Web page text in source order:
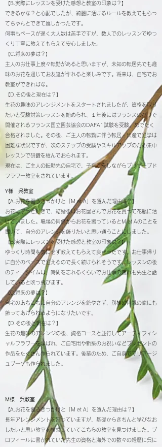
【B.実際にレッスンを受けた感想と教室の印象は？】
できるかな？と心配でしたが、綺麗に活けるルールを教えてもらっ
てちゃんとできて嬉しかったです。
何事もペースが遅く大人数は苦手ですが、数人でのレッスンでゆっ
くり丁寧に教えてもらえて安心しました。
【C.将来の夢は？】
主人のお仕事上度々転勤があると思いますが、未知の転居先でも趣
味のお花を通じてお友達が作れると楽しみです。将来は、自宅でお
教室ができればな。
【D.その後と現在は？】
生花の趣味のアレンジメントをスタートされましたが、資格を取り
たいと受験対策レッスンを始められ、１年後にはフランスのパリで
開催されるフランス国立園芸協会のDAFA1試験を受験、めでたく
合格されました。その後、ご主人の転勤に伴う転居・出産で通学は
困難な状況ですが、次のステップの受験やスキルアップのため集中
レッスンで研鑽を積んでおられます。
現在は、ご主人の転勤先の自宅で、子育てをしながらプリザーブド
フラワー教室をされています。
Y様 呉教室
【A.お花を習うきっかけと「M et A」を選んだ理由は？】
お花はずっと好きで、結婚後はお花屋さんでお花を買って花瓶に活
けていました。職場の同僚からお花を習っているとM et Aのことを
聞いて、自分のアレンジを飾りたいと思い通うことにしました。
【B.実際にレッスンを受けた感想と教室の印象は？】
ゆっくり時間を気にせず教えてもらえて良かったです。お仕事帰り
に自分のペースで通えるので長く続けられそうです。レッスンの後
のティータイムは、時間を忘れるくらいでお仕事の疲れも先生と話
していると吹っ飛びます。
【C.将来の夢は？】
自宅のあちこちに自分のアレンジを絶やさず、別棟の両親の家にも
飾ってあげられるようになりたいです。
【D.その後と現在は？】
生花の趣味のアレンジの後、資格コースと並行してアーティフィシ
ャルフラワーを学ばれ、ご自宅用や新築のお祝いなどプレゼントの
作品をたくさん作られています。後輩のため、ご自身でマリアージ
ュブーケも作られました。
M様 呉教室
【A.お花を習うきっかけと「M et A」を選んだ理由は？】
長年アレンジメントを習っていますが、基礎からきちんと学びなお
したいと思い教室を検索していてこちらの教室を見つけました。プ
ロフィールに書かれていた先生の資格と海外での数々の経歴に呉に